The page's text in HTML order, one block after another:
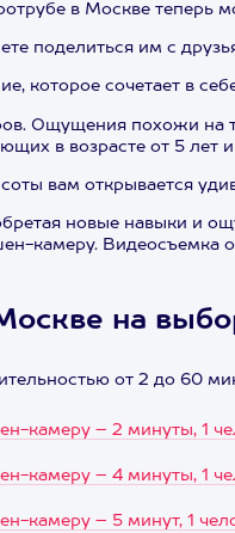
в Москве
поделиться им с
которое сочетает в
Ощущения похожи
в возрасте от 5
вам открывается
новые навыки и
камеру.
на
от 2 до 60
камеру – 2 минуты, 1
камеру – 4 минуты, 1
камеру – 5 минут, 1